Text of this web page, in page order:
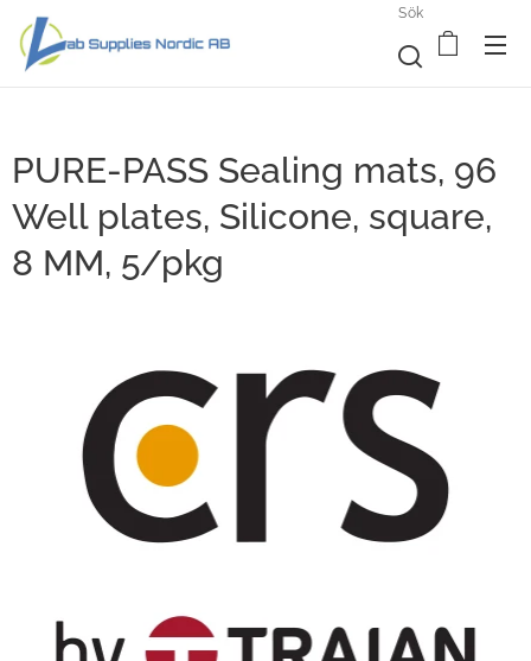
Sök
PURE-PASS Sealing mats, 96
Well plates, Silicone, square,
8 MM, 5/pkg